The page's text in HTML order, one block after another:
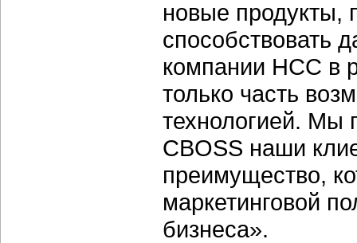
новые продукты,
способствовать
компании НСС в
только часть
технологией. Мы
CBOSS наши
преимущество,
маркетинговой
бизнеса».